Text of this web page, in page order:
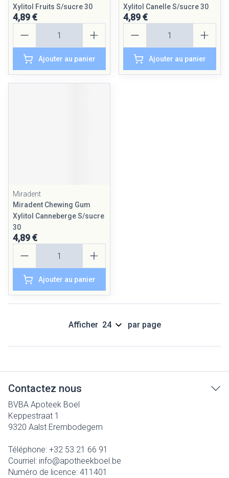
Xylitol Fruits S/sucre 30
4,89 €
Ajouter au panier
Xylitol Canelle S/sucre 30
4,89 €
Ajouter au panier
Miradent
Miradent Chewing Gum
Xylitol Canneberge S/sucre
30
4,89 €
Ajouter au panier
Afficher par page
Contactez nous
BVBA Apoteek Boel
Keppestraat 1
9320 Aalst Erembodegem
Téléphone: +32 53 21 66 91
Courriel: info@apotheekboel.be
Numéro de licence: 411401